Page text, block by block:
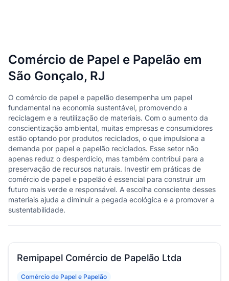
Comércio de Papel e Papelão em
São Gonçalo, RJ
O comércio de papel e papelão desempenha um papel
fundamental na economia sustentável, promovendo a
reciclagem e a reutilização de materiais. Com o aumento da
conscientização ambiental, muitas empresas e consumidores
estão optando por produtos reciclados, o que impulsiona a
demanda por papel e papelão reciclados. Esse setor não
apenas reduz o desperdício, mas também contribui para a
preservação de recursos naturais. Investir em práticas de
comércio de papel e papelão é essencial para construir um
futuro mais verde e responsável. A escolha consciente desses
materiais ajuda a diminuir a pegada ecológica e a promover a
sustentabilidade.
Remipapel Comércio de Papelão Ltda
Comércio de Papel e Papelão